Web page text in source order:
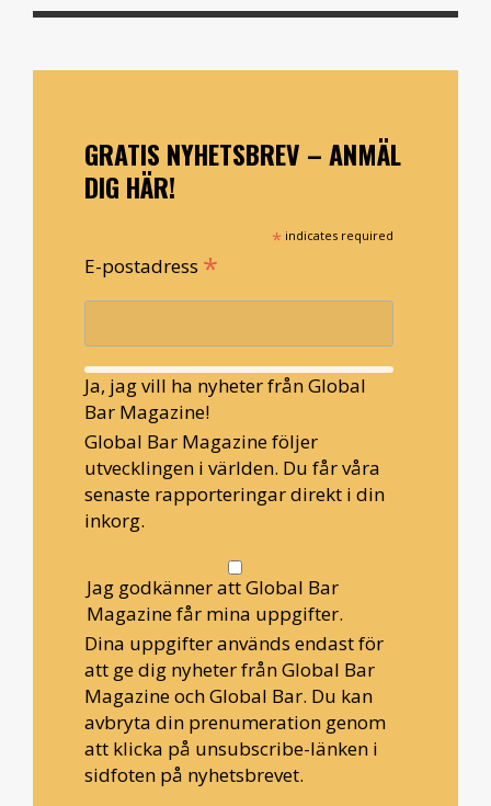
GRATIS NYHETSBREV – ANMÄL
DIG HÄR!
* indicates required
E-postadress *
Ja, jag vill ha nyheter från Global
Bar Magazine!
Global Bar Magazine följer
utvecklingen i världen. Du får våra
senaste rapporteringar direkt i din
inkorg.
Jag godkänner att Global Bar
Magazine får mina uppgifter.
Dina uppgifter används endast för
att ge dig nyheter från Global Bar
Magazine och Global Bar. Du kan
avbryta din prenumeration genom
att klicka på unsubscribe-länken i
sidfoten på nyhetsbrevet.